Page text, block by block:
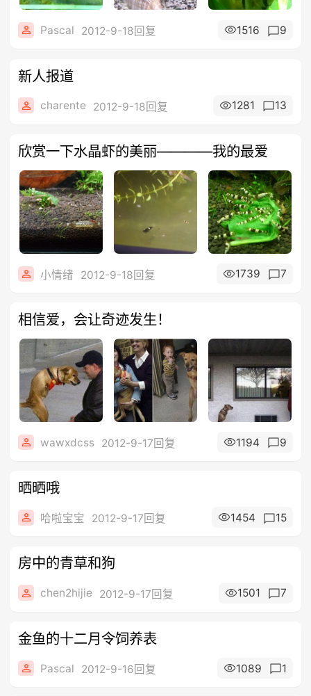
Pascal 2012-9-18回复 1516 9
新人报道
charente 2012-9-18回复 1281 13
欣赏一下水晶虾的美丽————我的最爱
小情绪 2012-9-18回复 1739 7
相信爱，会让奇迹发生！
wawxdcss 2012-9-17回复 1194 9
晒晒哦
哈啦宝宝 2012-9-17回复 1454 15
房中的青草和狗
chen2hijie 2012-9-17回复 1501 7
金鱼的十二月令饲养表
Pascal 2012-9-16回复 1089 1